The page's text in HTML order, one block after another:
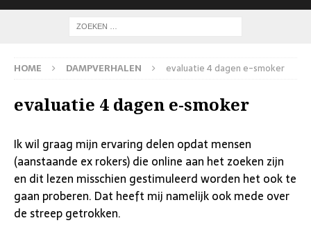
HOME DAMPVERHALEN evaluatie 4 dagen e-smoker
evaluatie 4 dagen e-smoker
Ik wil graag mijn ervaring delen opdat mensen
(aanstaande ex rokers) die online aan het zoeken zijn
en dit lezen misschien gestimuleerd worden het ook te
gaan proberen. Dat heeft mij namelijk ook mede over
de streep getrokken.